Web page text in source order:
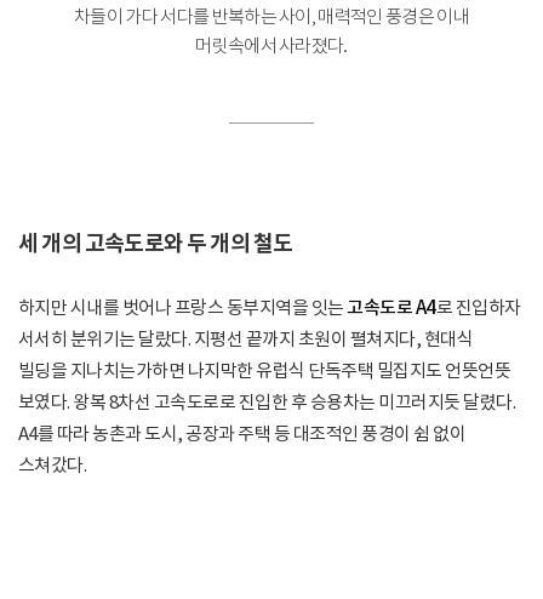
차들이 가다 서다를 반복하는 사이, 매력적인 풍경은 이내
머릿속에서 사라졌다.
세 개의 고속도로와 두 개의 철도
하지만 시내를 벗어나 프랑스 동부지역을 잇는고속도로 A4로 진입하자
서서히 분위기는 달랐다. 지평선 끝까지 초원이 펼쳐지다, 현대식
빌딩을 지나치는가하면 나지막한 유럽식 단독주택 밀집지도 언뜻언뜻
보였다. 왕복 8차선 고속도로로 진입한 후 승용차는 미끄러지듯 달렸다.
A4를 따라 농촌과 도시, 공장과 주택 등 대조적인 풍경이 쉼 없이
스쳐갔다.